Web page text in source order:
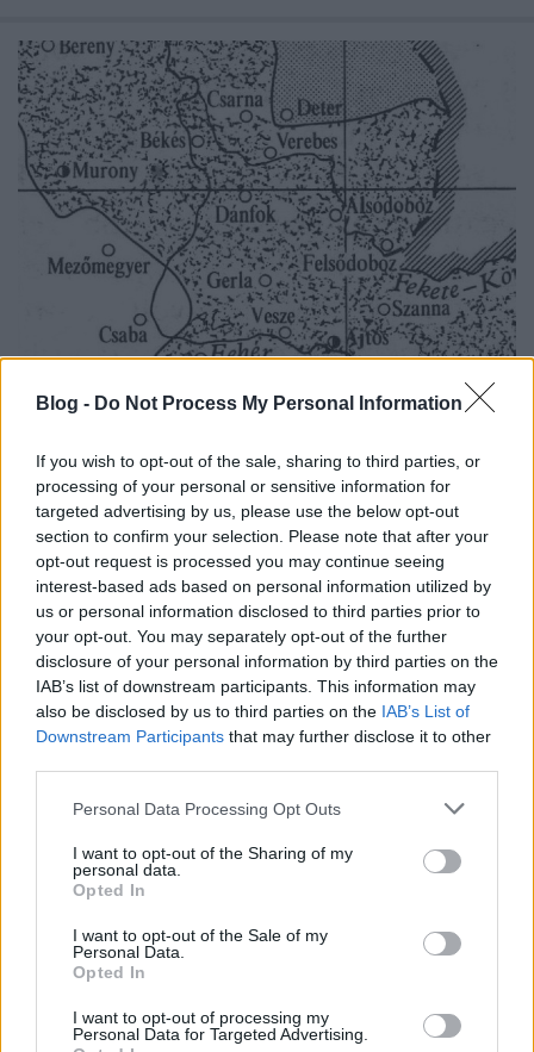
Blog - Do Not Process My Personal Information
If you wish to opt-out of the sale, sharing to third parties, or
processing of your personal or sensitive information for
targeted advertising by us, please use the below opt-out
section to confirm your selection. Please note that after your
opt-out request is processed you may continue seeing
interest-based ads based on personal information utilized by
us or personal information disclosed to third parties prior to
your opt-out. You may separately opt-out of the further
disclosure of your personal information by third parties on the
IAB’s list of downstream participants. This information may
also be disclosed by us to third parties on the IAB’s List of
Downstream Participants that may further disclose it to other
Please note that this website/app uses one or more Google
not limited to your visit or usage behaviour. You may click to
grant or deny consent to Google and its third-party tags to
use your data for below specified purposes in below Google
consent section.
Personal Data Processing Opt Outs
I want to opt-out of the Sharing of my
personal data.
Opted In
I want to opt-out of the Sale of my
Personal Data.
Opted In
I want to opt-out of processing my
Personal Data for Targeted Advertising.
Dánfok - 1. rész
és a régészeti adatok tükrében
Körösvidék• 2022. június 22.
Régóta nem jelentkeztünk írásos anyaggal. Ezt a
csendet szeretnénk megtörni Dr. Baji Mihály
Dánfokról írt tanulmányával, amit több részben ...
Monostor a föld alatt